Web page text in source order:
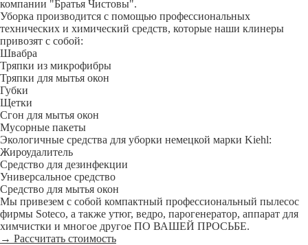
компании "Братья Чистовы".
Уборка производится с помощью профессиональных
технических и химический средств, которые наши клинеры
привозят с собой:
Швабра
Тряпки из микрофибры
Тряпки для мытья окон
Губки
Щетки
Сгон для мытья окон
Мусорные пакеты
Экологичные средства для уборки немецкой марки Kiehl:
Жироудалитель
Средство для дезинфекции
Универсальное средство
Средство для мытья окон
Мы привезем с собой компактный профессиональный пылесос
фирмы Soteco, а также утюг, ведро, парогенератор, аппарат для
химчистки и многое другое ПО ВАШЕЙ ПРОСЬБЕ.
→ Рассчитать стоимость